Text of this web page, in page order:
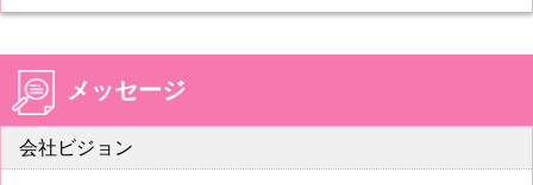
メッセージ
会社ビジョン